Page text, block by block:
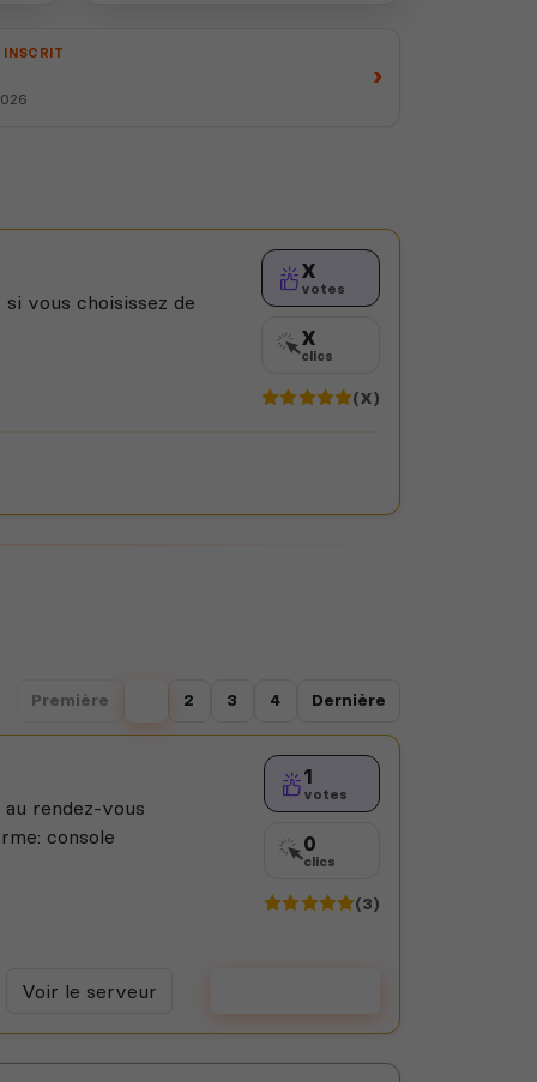
INSCRIT
›
vous choisissez de
X
votes
X
clics
(X)
Première 2 3 4 Dernière
rendez-vous
console
1
votes
0
clics
(3)
Voir le serveur